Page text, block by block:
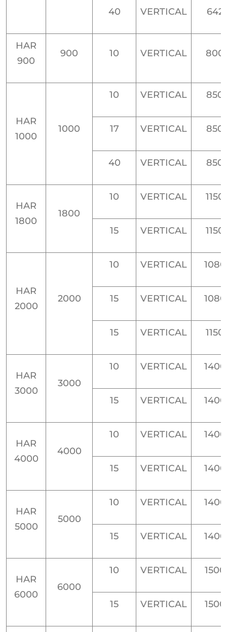
40 VERTICAL 642
HAR
900
900 10 VERTICAL 800
HAR
1000
1000
10 VERTICAL 850
17 VERTICAL 850
40 VERTICAL 850
HAR
1800
1800
10 VERTICAL 1150
15 VERTICAL 1150
HAR
2000
2000
10 VERTICAL 1080
15 VERTICAL 1080
15 VERTICAL 1150
HAR
3000
3000
10 VERTICAL 1400
15 VERTICAL 1400
HAR
4000
4000
10 VERTICAL 1400
15 VERTICAL 1400
HAR
5000
5000
10 VERTICAL 1400
15 VERTICAL 1400
HAR
6000
6000
10 VERTICAL 1500
15 VERTICAL 1500